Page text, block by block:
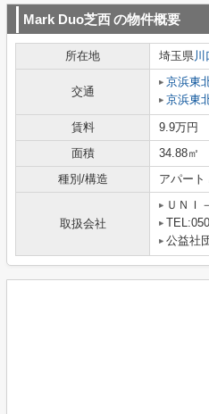
Mark Duo芝西の物件概要
所在地 埼玉県川
交通
京浜東
京浜東
賃料 9.9万円
面積
34.88㎡
種別/構造
アパート
取扱会社
ＵＮＩ
公益社